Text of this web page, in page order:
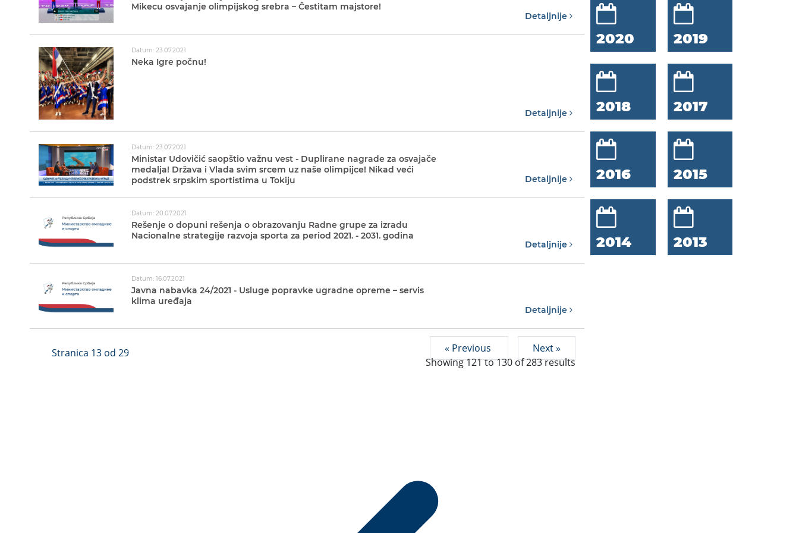
Mikecu osvajanje olimpijskog srebra – Čestitam majstore!
Detaljnije
Datum: 23.07.2021
Neka Igre počnu!
Detaljnije
Datum: 23.07.2021
Ministar Udovičić saopštio važnu vest - Duplirane nagrade za osvajače
medalja! Država i Vlada svim srcem uz naše olimpijce! Nikad veći
podstrek srpskim sportistima u Tokiju
Detaljnije
Datum: 20.07.2021
Rešenje o dopuni rešenja o obrazovanju Radne grupe za izradu
Nacionalne strategije razvoja sporta za period 2021. - 2031. godina
Detaljnije
Datum: 16.07.2021
Javna nabavka 24/2021 - Usluge popravke ugradne opreme – servis
klima uređaja
Detaljnije
Stranica 13 od 29 « Previous
Next »
Showing121to130 of283results
2020 2019
2018 2017
2016 2015
2014 2013